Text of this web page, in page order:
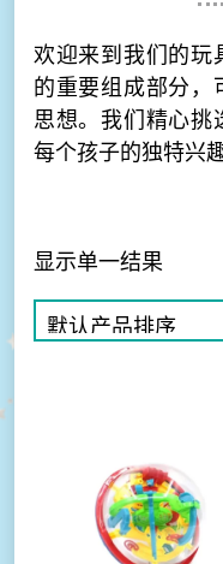
欢迎来到我们的玩
的重要组成部分，
思想。我们精心挑
每个孩子的独特兴
显示单一结果